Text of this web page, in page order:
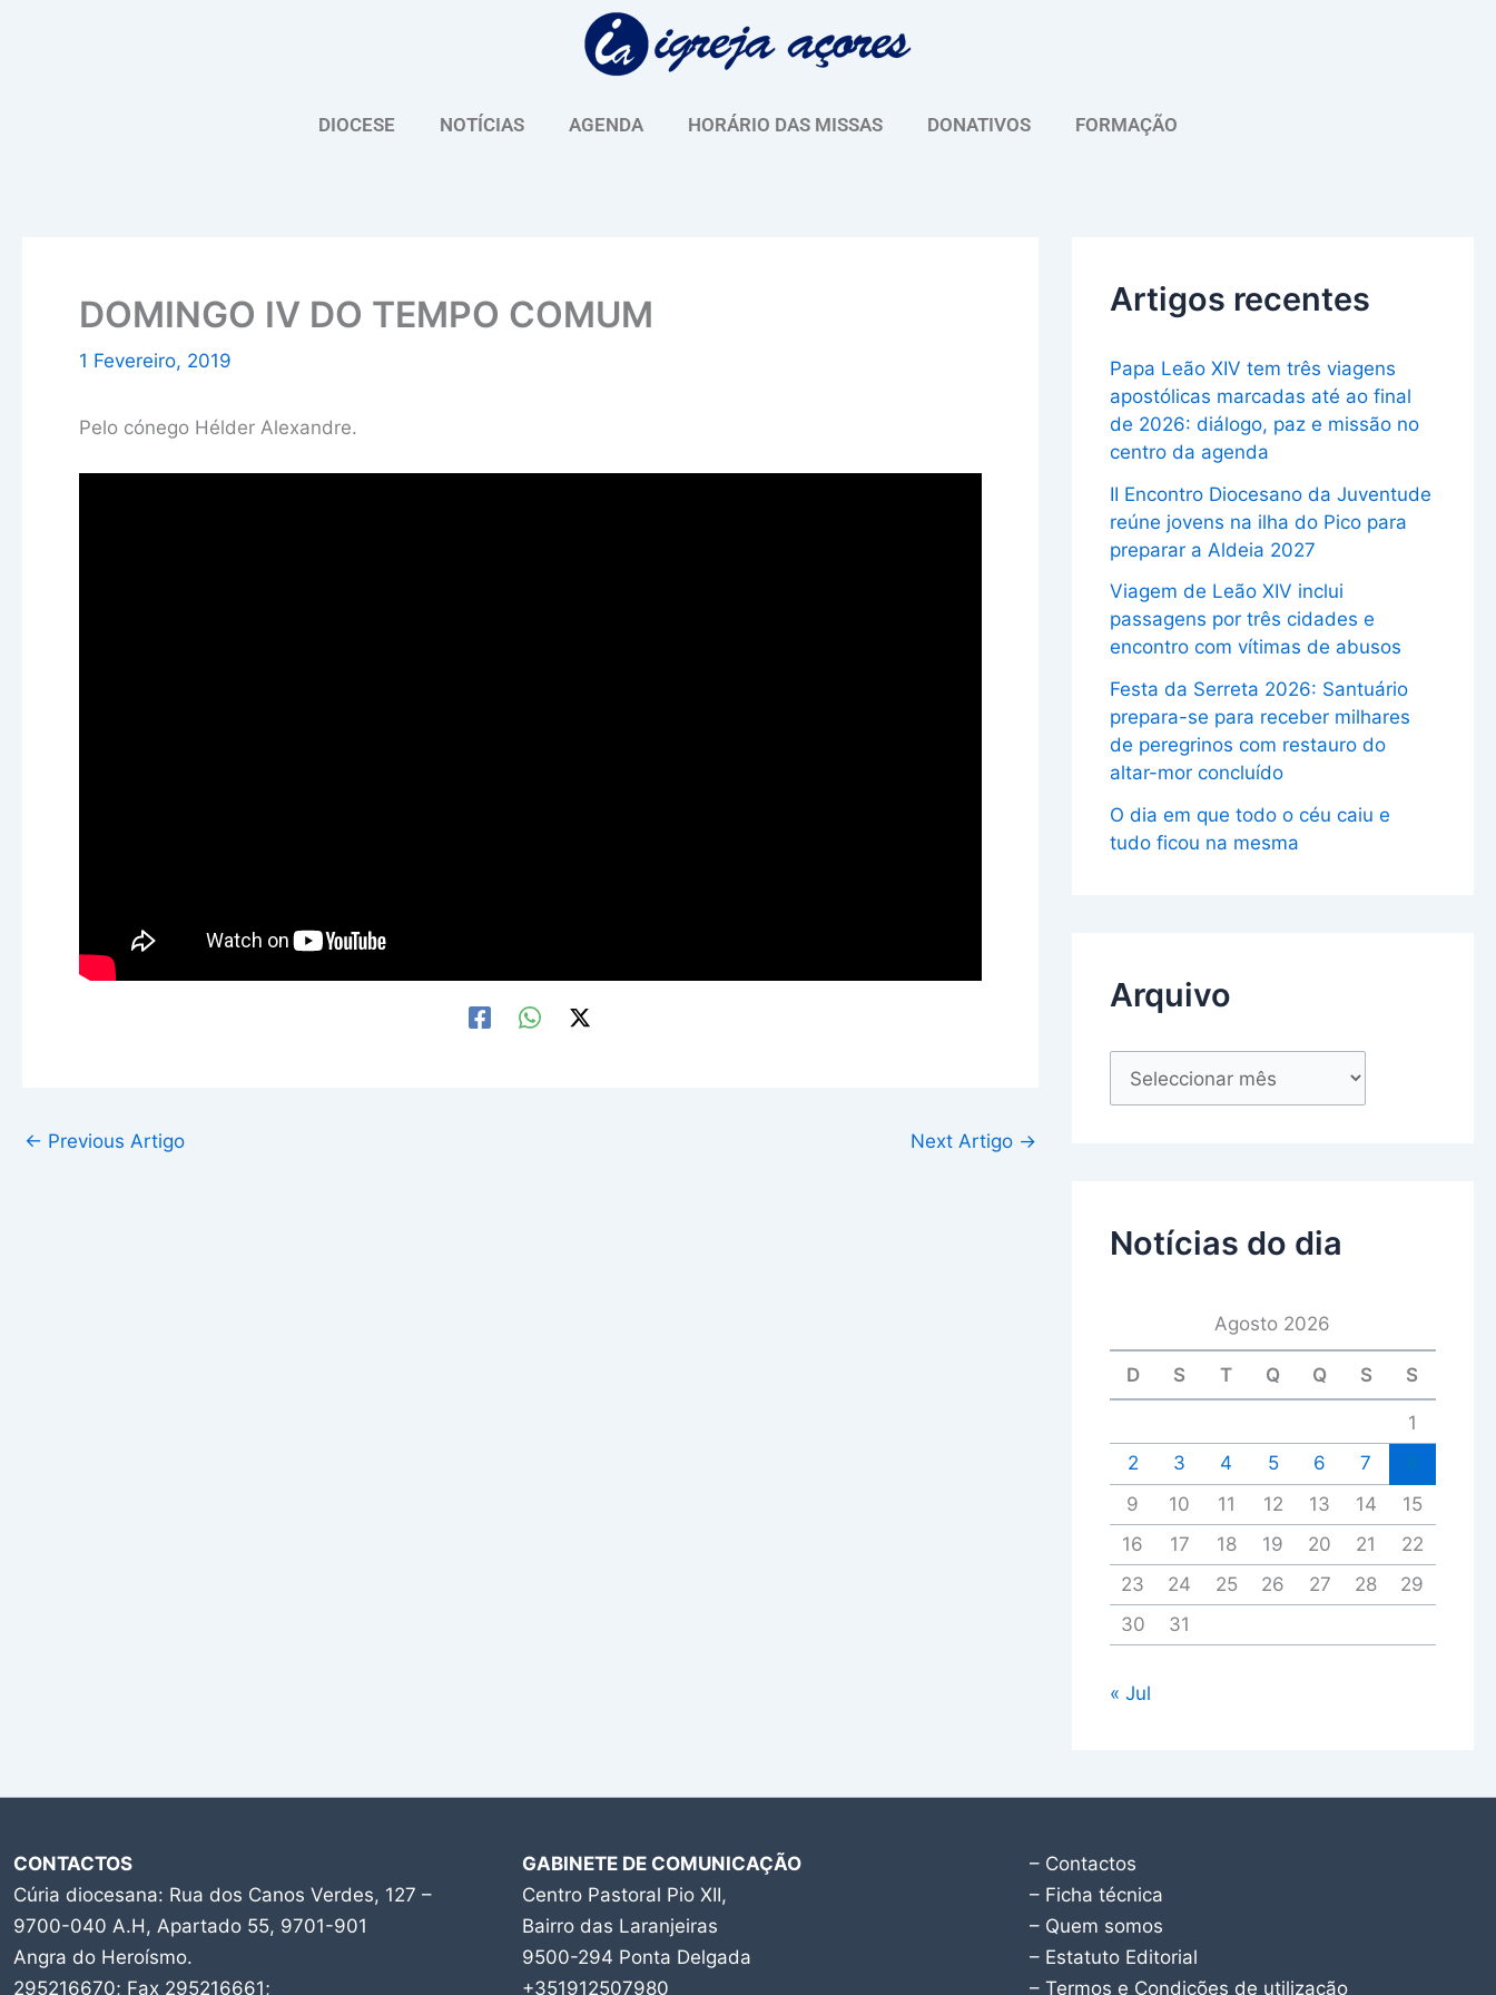
DIOCESE NOTÍCIAS AGENDA HORÁRIO DAS MISSAS DONATIVOS FORMAÇÃO
DOMINGO IV DO TEMPO COMUM
1 Fevereiro, 2019
Pelo cónego Hélder Alexandre.
← Previous Artigo Next Artigo →
Artigos recentes
Papa Leão XIV tem três viagens
apostólicas marcadas até ao final
de 2026: diálogo, paz e missão no
centro da agenda
II Encontro Diocesano da Juventude
reúne jovens na ilha do Pico para
preparar a Aldeia 2027
Viagem de Leão XIV inclui
passagens por três cidades e
encontro com vítimas de abusos
Festa da Serreta 2026: Santuário
prepara-se para receber milhares
de peregrinos com restauro do
altar-mor concluído
O dia em que todo o céu caiu e
tudo ficou na mesma
Arquivo
u
Notícias do dia
Agosto 2026
D S T Q Q S S
1
2
3 4 5 6 7
9
10 11 12 13 14
15
16
17 18 19 20 21
22
23
24 25 26 27 28
29
30
31
« Jul
CONTACTOS
Cúria diocesana: Rua dos Canos Verdes, 127 –
9700-040 A.H, Apartado 55, 9701-901
Angra do Heroísmo.
295216670; Fax 295216661;
GABINETE DE COMUNICAÇÃO
Centro Pastoral Pio XII,
Bairro das Laranjeiras
9500-294 Ponta Delgada
+351912507980
– Contactos
– Ficha técnica
– Quem somos
– Estatuto Editorial
– Termos e Condições de utilização